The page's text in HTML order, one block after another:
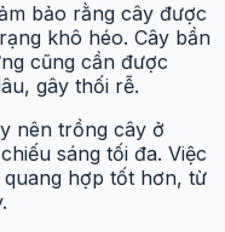
bảo rằng cây được
khô héo. Cây bần
cũng cần được
gây thối rễ.
nên trồng cây ở
sáng tối đa. Việc
hợp tốt hơn, từ